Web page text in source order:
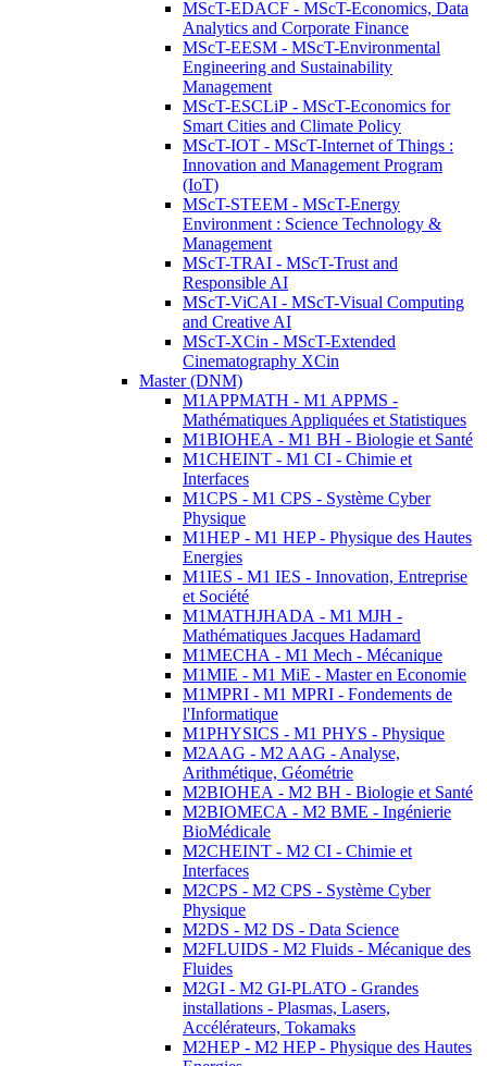
MScT-EDACF - MScT-Economics, Data
Analytics and Corporate Finance
MScT-EESM - MScT-Environmental
Engineering and Sustainability
Management
MScT-ESCLiP - MScT-Economics for
Smart Cities and Climate Policy
MScT-IOT - MScT-Internet of Things :
Innovation and Management Program
(IoT)
MScT-STEEM - MScT-Energy
Environment : Science Technology &
Management
MScT-TRAI - MScT-Trust and
Responsible AI
MScT-ViCAI - MScT-Visual Computing
and Creative AI
MScT-XCin - MScT-Extended
Cinematography XCin
Master (DNM)
M1APPMATH - M1 APPMS -
Mathématiques Appliquées et Statistiques
M1BIOHEA - M1 BH - Biologie et Santé
M1CHEINT - M1 CI - Chimie et
Interfaces
M1CPS - M1 CPS - Système Cyber
Physique
M1HEP - M1 HEP - Physique des Hautes
Energies
M1IES - M1 IES - Innovation, Entreprise
et Société
M1MATHJHADA - M1 MJH -
Mathématiques Jacques Hadamard
M1MECHA - M1 Mech - Mécanique
M1MIE - M1 MiE - Master en Economie
M1MPRI - M1 MPRI - Fondements de
l'Informatique
M1PHYSICS - M1 PHYS - Physique
M2AAG - M2 AAG - Analyse,
Arithmétique, Géométrie
M2BIOHEA - M2 BH - Biologie et Santé
M2BIOMECA - M2 BME - Ingénierie
BioMédicale
M2CHEINT - M2 CI - Chimie et
Interfaces
M2CPS - M2 CPS - Système Cyber
Physique
M2DS - M2 DS - Data Science
M2FLUIDS - M2 Fluids - Mécanique des
Fluides
M2GI - M2 GI-PLATO - Grandes
installations - Plasmas, Lasers,
Accélérateurs, Tokamaks
M2HEP - M2 HEP - Physique des Hautes